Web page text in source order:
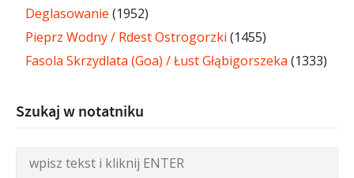
Deglasowanie (1952)
Pieprz Wodny / Rdest Ostrogorzki (1455)
Fasola Skrzydlata (Goa) / Łust Głąbigorszeka (1333)
Szukaj w notatniku